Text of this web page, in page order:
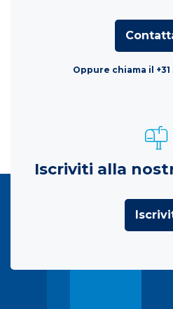
Oppure chiama il +31
Iscriviti alla